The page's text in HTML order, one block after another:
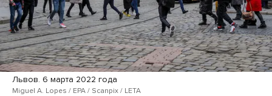
Львов. 6 марта 2022 года
Miguel A. Lopes / EPA / Scanpix / LETA